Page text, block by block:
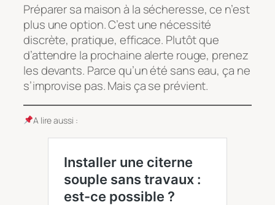
Préparer sa maison à la sécheresse, ce n’est
plus une option. C’est une nécessité
discrète, pratique, efficace. Plutôt que
d’attendre la prochaine alerte rouge, prenez
les devants. Parce qu’un été sans eau, ça ne
s’improvise pas. Mais ça se prévient.
A lire aussi :